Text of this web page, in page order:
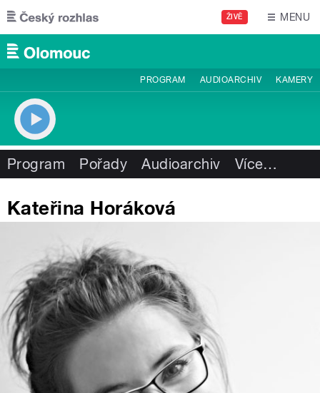
Přejít k hlavnímu obsahu
ŽIVĚ MENU
PROGRAM AUDIOARCHIV KAMERY
Program Pořady Audioarchiv Více…
Kateřina Horáková